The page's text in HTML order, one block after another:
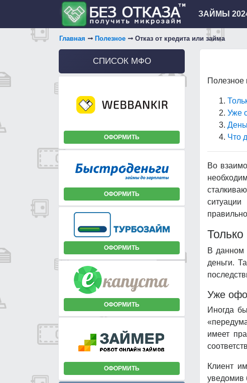
ЗАЙМЫ
Главная Полезное Отказ от кредита или займа
СПИСОК МФО
ОФОРМИТЬ
ОФОРМИТЬ
ОФОРМИТЬ
ОФОРМИТЬ
ОФОРМИТЬ
Полезное
Уже
Что
Во
В данном
деньги.
Уже
Иногда
имеет
Клиент
уведомив